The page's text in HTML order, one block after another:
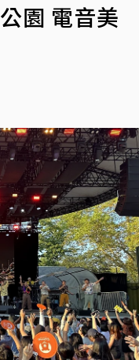
園 電音美